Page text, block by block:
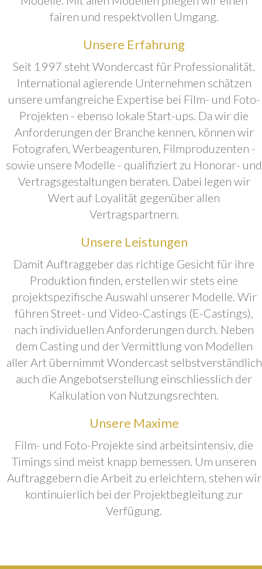
fairen und respektvollen Umgang.
Unsere Erfahrung
Seit 1997 steht Wondercast für Professionalität.
International agierende Unternehmen schätzen
unsere umfangreiche Expertise bei Film- und Foto-
Projekten - ebenso lokale Start-ups. Da wir die
Anforderungen der Branche kennen, können wir
Fotografen, Werbeagenturen, Filmproduzenten -
sowie unsere Modelle - qualifiziert zu Honorar- und
Vertragsgestaltungen beraten. Dabei legen wir
Wert auf Loyalität gegenüber allen
Vertragspartnern.
Unsere Leistungen
Damit Auftraggeber das richtige Gesicht für ihre
Produktion finden, erstellen wir stets eine
projektspezifische Auswahl unserer Modelle. Wir
führen Street- und Video-Castings (E-Castings),
nach individuellen Anforderungen durch. Neben
dem Casting und der Vermittlung von Modellen
aller Art übernimmt Wondercast selbstverständlich
auch die Angebotserstellung einschliesslich der
Kalkulation von Nutzungsrechten.
Unsere Maxime
Film- und Foto-Projekte sind arbeitsintensiv, die
Timings sind meist knapp bemessen. Um unseren
Auftraggebern die Arbeit zu erleichtern, stehen wir
kontinuierlich bei der Projektbegleitung zur
Verfügung.